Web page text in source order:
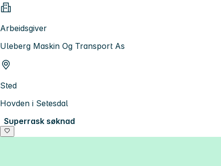
Arbeidsgiver
Uleberg Maskin Og Transport As
Sted
Hovden i Setesdal
Superrask søknad